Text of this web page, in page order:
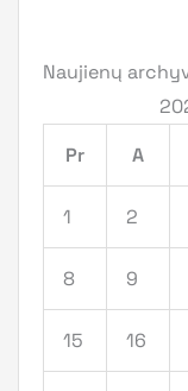
Naujienų
Pr
A
1 2
8 9
15 16